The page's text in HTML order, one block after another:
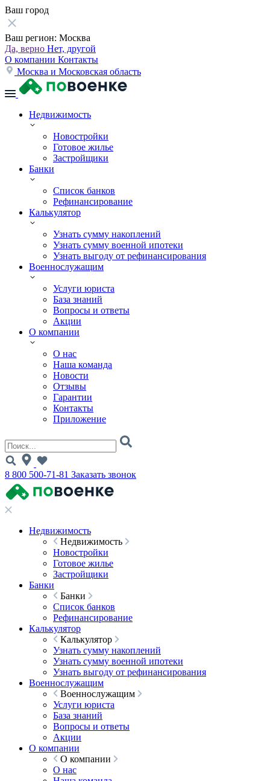
Ваш город
Ваш регион: Москва
Да, верно Нет, другой
О компании Контакты
Москва и Московская область
Недвижимость
Новостройки
Готовое жилье
Застройщики
Банки
Список банков
Рефинансирование
Калькулятор
Узнать сумму накоплений
Узнать сумму военной ипотеки
Узнать выгоду от рефинансирования
Военнослужащим
Услуги юриста
База знаний
Вопросы и ответы
Акции
О компании
О нас
Наша команда
Новости
Отзывы
Гарантии
Контакты
Приложение
8 800 500-71-81 Заказать звонок
Недвижимость
Недвижимость
Новостройки
Готовое жилье
Застройщики
Банки
Банки
Список банков
Рефинансирование
Калькулятор
Калькулятор
Узнать сумму накоплений
Узнать сумму военной ипотеки
Узнать выгоду от рефинансирования
Военнослужащим
Военнослужащим
Услуги юриста
База знаний
Вопросы и ответы
Акции
О компании
О компании
О нас